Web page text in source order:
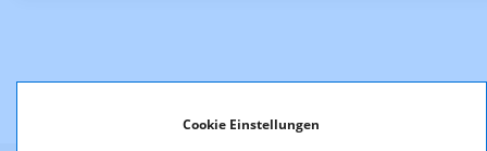
Cookie Einstellungen